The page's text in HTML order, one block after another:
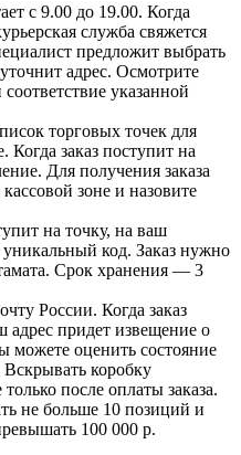
с 9.00 до 19.00. Когда
служба свяжется
предложит выбрать
адрес. Осмотрите
указанной
торговых точек для
Когда заказ поступит на
Для получения заказа
зоне и назовите
на точку, на ваш
код. Заказ нужно
Срок хранения — 3
России. Когда заказ
адрес придет извещение о
можете оценить состояние
Вскрывать коробку
после оплаты заказа.
не больше 10 позиций и
100 000 р.